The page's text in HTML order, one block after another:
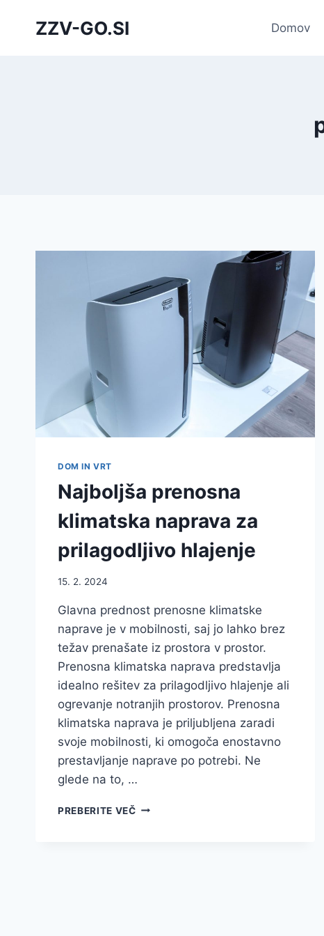
ZZV-GO.SI Domov
DOM IN VRT
Najboljša prenosna
klimatska naprava za
prilagodljivo hlajenje
15. 2. 2024
Glavna prednost prenosne klimatske
naprave je v mobilnosti, saj jo lahko brez
težav prenašate iz prostora v prostor.
Prenosna klimatska naprava predstavlja
idealno rešitev za prilagodljivo hlajenje ali
ogrevanje notranjih prostorov. Prenosna
klimatska naprava je priljubljena zaradi
svoje mobilnosti, ki omogoča enostavno
prestavljanje naprave po potrebi. Ne
glede na to, …
PREBERITE VEČNAJBOLJŠA